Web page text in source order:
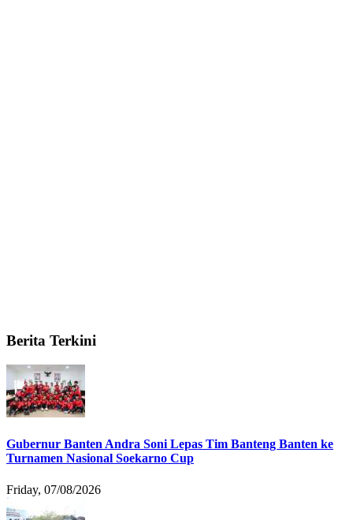
Berita Terkini
Gubernur Banten Andra Soni Lepas Tim Banteng Banten ke
Turnamen Nasional Soekarno Cup
Friday, 07/08/2026